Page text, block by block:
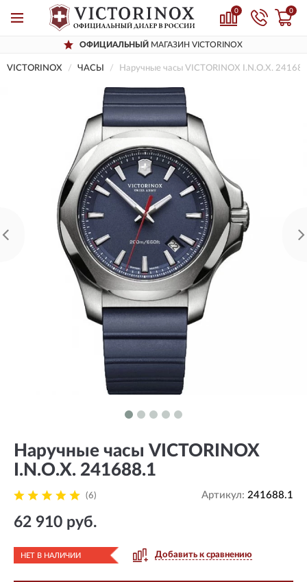
0 0
ОФИЦИАЛЬНЫЙМАГАЗИН VICTORINOX
VICTORINOX ЧАСЫ Наручные часы VICTORINOX I.N.O.X.
Наручные часы VICTORINOX
I.N.O.X. 241688.1
(6) Артикул: 241688.1
62 910 руб.
НЕТ В НАЛИЧИИ Добавить к сравнению